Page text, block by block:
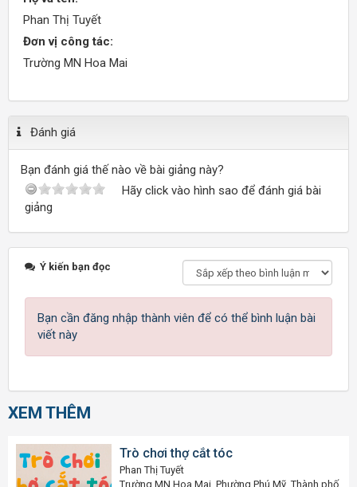
Phan Thị Tuyết
Đơn vị công tác:
Trường MN Hoa Mai
Đánh giá
Bạn đánh giá thế nào về bài giảng này?
Hãy click vào hình sao để đánh giá bài
giảng
Ý kiến bạn đọc
Bạn cần đăng nhập thành viên để có thể bình luận bài
viết này
XEM THÊM
Trò chơi thợ cắt tóc
Phan Thị Tuyết
Trường MN Hoa Mai, Phường Phú Mỹ, Thành phố